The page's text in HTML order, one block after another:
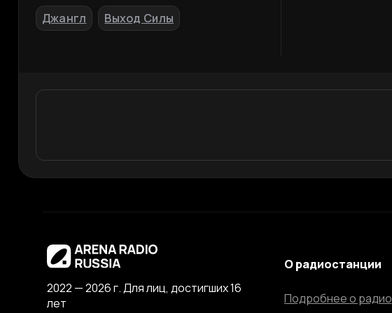
Джангл Выход Силы
2022 — 2026 г. Для лиц, достигших 16
лет
О радиостанции
Подробнее о радио